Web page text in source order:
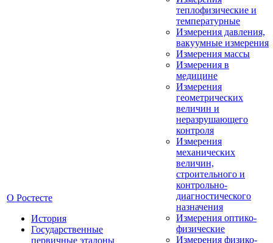
О Ростесте
История
Государственные
первичные эталоны
теплофизические и
температурные
Измерения давления,
вакуумные измерения
Измерения массы
Измерения в
медицине
Измерения
геометрических
величин и
неразрушающего
контроля
Измерения
механических
величин,
строительного и
контрольно-
диагностического
назначения
Измерения оптико-
физические
Измерения физико-